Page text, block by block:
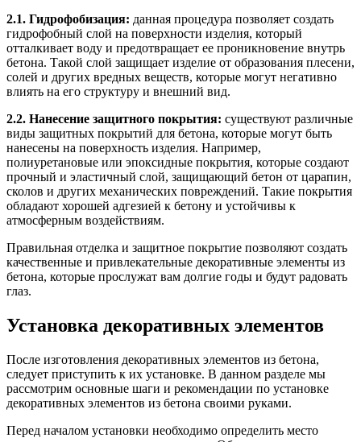
2.1. Гидрофобизация: данная процедура позволяет создать
гидрофобный слой на поверхности изделия, который
отталкивает воду и предотвращает ее проникновение внутрь
бетона. Такой слой защищает изделие от образования плесени,
солей и других вредных веществ, которые могут негативно
влиять на его структуру и внешний вид.
2.2. Нанесение защитного покрытия: существуют различные
виды защитных покрытий для бетона, которые могут быть
нанесены на поверхность изделия. Например,
полиуретановые или эпоксидные покрытия, которые создают
прочный и эластичный слой, защищающий бетон от царапин,
сколов и других механических повреждений. Такие покрытия
обладают хорошей адгезией к бетону и устойчивы к
атмосферным воздействиям.
Правильная отделка и защитное покрытие позволяют создать
качественные и привлекательные декоративные элементы из
бетона, которые прослужат вам долгие годы и будут радовать
глаз.
Установка декоративных элементов
После изготовления декоративных элементов из бетона,
следует приступить к их установке. В данном разделе мы
рассмотрим основные шаги и рекомендации по установке
декоративных элементов из бетона своими руками.
Перед началом установки необходимо определить место